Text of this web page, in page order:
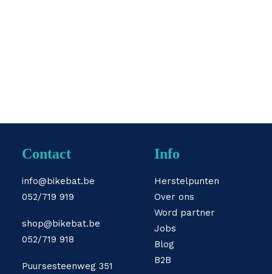
Contact
info@bikebat.be
052/719 919
shop@bikebat.be
052/719 918
Puursesteenweg 351
Info
Herstelpunten
Over ons
Word partner
Jobs
Blog
B2B